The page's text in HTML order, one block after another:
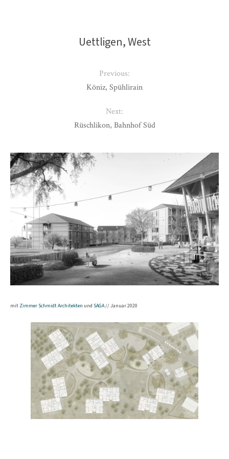
mit Zimmer Schmidt Architekten und SAGA// Januar 2020
Uettligen, West
Previous:
Köniz, Spühlirain
Next:
Rüschlikon, Bahnhof Süd